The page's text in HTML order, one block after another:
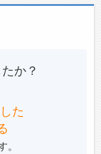
か？
た
。